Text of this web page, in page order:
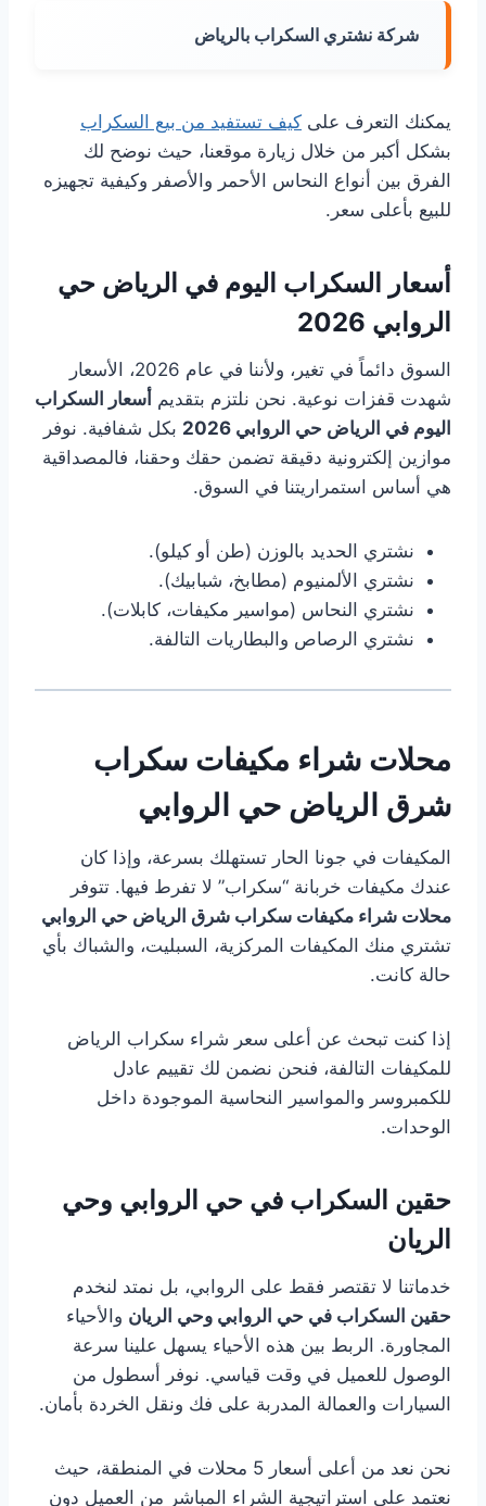
شركة نشتري السكراب بالرياض
يمكنك التعرف على كيف تستفيد من بيع السكراب
بشكل أكبر من خلال زيارة موقعنا، حيث نوضح لك
الفرق بين أنواع النحاس الأحمر والأصفر وكيفية تجهيزه
للبيع بأعلى سعر.
أسعار السكراب اليوم في الرياض حي
الروابي 2026
السوق دائماً في تغير، ولأننا في عام 2026، الأسعار
شهدت قفزات نوعية. نحن نلتزم بتقديم أسعار السكراب
اليوم في الرياض حي الروابي 2026
بكل شفافية. نوفر
موازين إلكترونية دقيقة تضمن حقك وحقنا، فالمصداقية
هي أساس استمراريتنا في السوق.
نشتري الحديد بالوزن (طن أو كيلو).
نشتري الألمنيوم (مطابخ، شبابيك).
نشتري النحاس (مواسير مكيفات، كابلات).
نشتري الرصاص والبطاريات التالفة.
محلات شراء مكيفات سكراب
شرق الرياض حي الروابي
المكيفات في جونا الحار تستهلك بسرعة، وإذا كان
عندك مكيفات خربانة “سكراب” لا تفرط فيها. تتوفر
محلات شراء مكيفات سكراب شرق الرياض حي الروابي
تشتري منك المكيفات المركزية، السبليت، والشباك بأي
حالة كانت.
إذا كنت تبحث عن أعلى سعر شراء سكراب الرياض
للمكيفات التالفة، فنحن نضمن لك تقييم عادل
للكمبروسر والمواسير النحاسية الموجودة داخل
الوحدات.
حقين السكراب في حي الروابي وحي
الريان
خدماتنا لا تقتصر فقط على الروابي، بل نمتد لنخدم
حقين السكراب في حي الروابي وحي الريان والأحياء
المجاورة. الربط بين هذه الأحياء يسهل علينا سرعة
الوصول للعميل في وقت قياسي. نوفر أسطول من
السيارات والعمالة المدربة على فك ونقل الخردة بأمان.
نحن نعد من أعلى أسعار 5 محلات في المنطقة، حيث
نعتمد على استراتيجية الشراء المباشر من العميل دون